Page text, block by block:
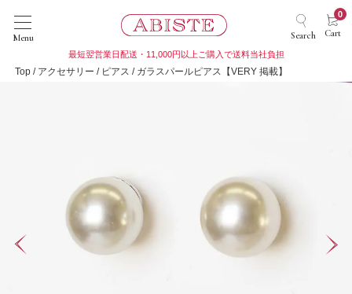
Menu Search Cart
0
最短翌営業日配送・11,000円以上ご購入で送料当社負担
Top アクセサリー ピアス ガラスパールピアス【VERY 掲載】